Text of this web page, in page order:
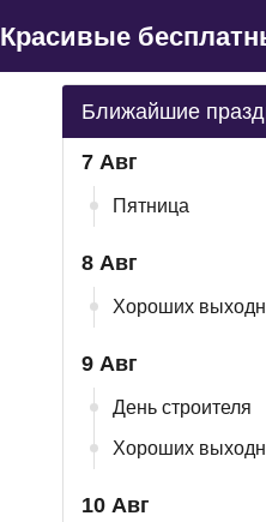
Красивые
Ближайшие
7 Авг
Пятница
8 Авг
Хороших
9 Авг
День строителя
Хороших
10 Авг